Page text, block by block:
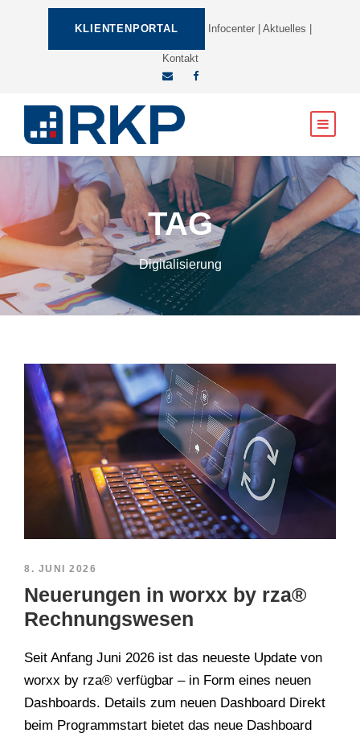
KLIENTENPORTAL Infocenter| Aktuelles
Kontakt
TAG
Digitalisierung
8. JUNI 2026
Neuerungen in worxx by rza®
Rechnungswesen
Seit Anfang Juni 2026 ist das neueste Update von
worxx by rza® verfügbar – in Form eines neuen
Dashboards. Details zum neuen Dashboard Direkt
beim Programmstart bietet das neue Dashboard